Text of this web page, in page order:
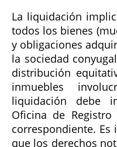
La liquidación
todos los bienes
y obligaciones
la sociedad
distribución
inmuebles
liquidación debe
Oficina de
correspondiente.
que los derechos